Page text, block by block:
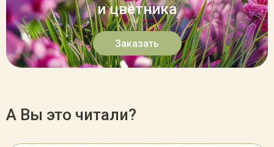
и цветника
Заказать
А Вы это читали?